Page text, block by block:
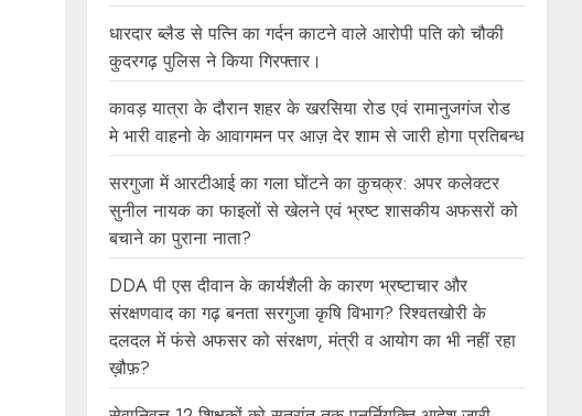
धारदार ब्लैड से पत्नि का गर्दन काटने वाले आरोपी पति को चौकी
कुदरगढ़ पुलिस ने किया गिरफ्तार।
कावड़ यात्रा के दौरान शहर के खरसिया रोड एवं रामानुजगंज रोड
मे भारी वाहनो के आवागमन पर आज़ देर शाम से जारी होगा प्रतिबन्ध
सरगुजा में आरटीआई का गला घोंटने का कुचक्र: अपर कलेक्टर
सुनील नायक का फाइलों से खेलने एवं भ्रष्ट शासकीय अफसरों को
बचाने का पुराना नाता?
DDA पी एस दीवान के कार्यशैली के कारण भ्रष्टाचार और
संरक्षणवाद का गढ़ बनता सरगुजा कृषि विभाग? रिश्वतखोरी के
दलदल में फंसे अफसर को संरक्षण, मंत्री व आयोग का भी नहीं रहा
ख़ौफ़?